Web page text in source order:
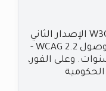
في أكتوبر 2023، نشرت منظمة W3C الإصدار الثاني
والعشرين من معايير إمكانية الوصول WCAG 2.2 -
وعلى الفور،